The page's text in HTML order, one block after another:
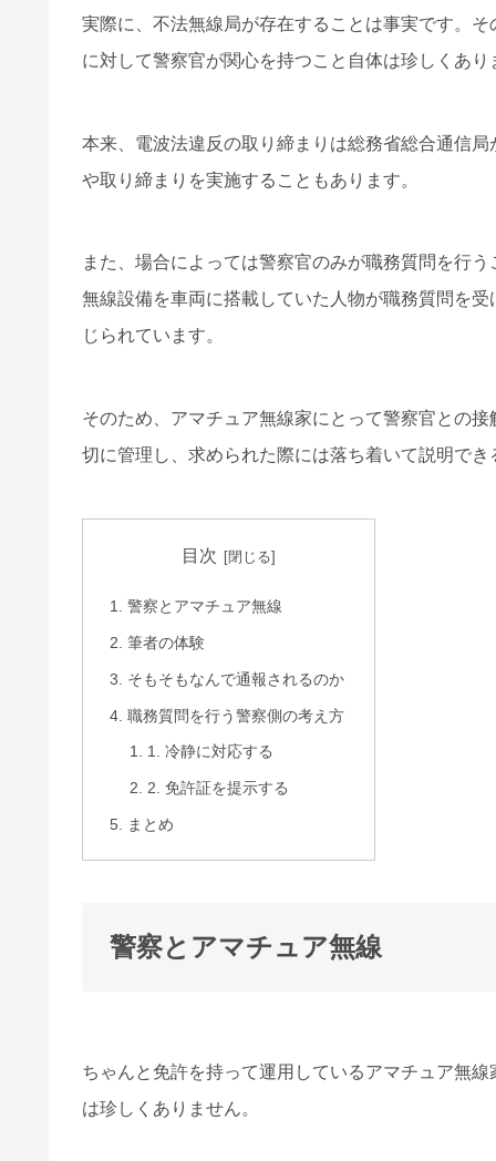
実際に、不法無線局が存在することは事実です。
に対して警察官が関心を持つこと自体は珍しくあり
本来、電波法違反の取り締まりは総務省総合通信
や取り締まりを実施することもあります。
また、場合によっては警察官のみが職務質問を行
無線設備を車両に搭載していた人物が職務質問を
じられています。
そのため、アマチュア無線家にとって警察官との
切に管理し、求められた際には落ち着いて説明で
目次
警察とアマチュア無線
筆者の体験
そもそもなんで通報されるのか
職務質問を行う警察側の考え方
1. 冷静に対応する
2. 免許証を提示する
まとめ
警察とアマチュア無線
ちゃんと免許を持って運用しているアマチュア無
は珍しくありません。